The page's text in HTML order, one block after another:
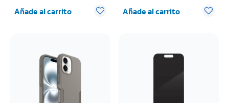
Cantidad seleccionada: 0
Añade al carrito Cantidad seleccionada: 0
Añade al carrito